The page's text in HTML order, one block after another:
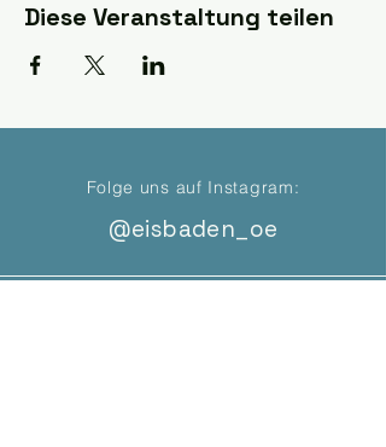
Diese Veranstaltung teilen
Folge uns auf Instagram:
@eisbaden_oe